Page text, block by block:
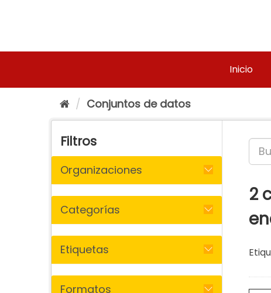
Inicio
Conjuntos de datos
Filtros
Organizaciones
Categorías
Etiquetas
Formatos
2